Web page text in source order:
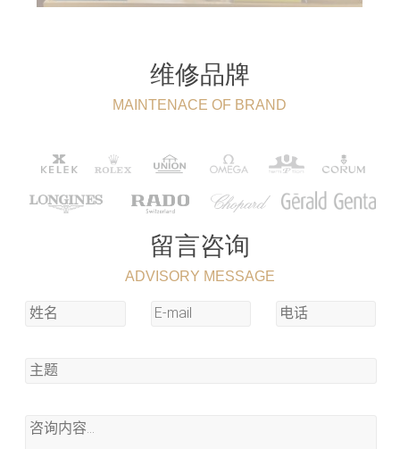
维修品牌
MAINTENACE OF BRAND
留言咨询
ADVISORY MESSAGE